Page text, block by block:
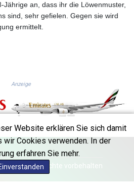
Website erklären Sie sich damit
wir Cookies verwenden. In der
erfahren Sie mehr.
HNL 31.077375
HRK 7.536622
HTG 151.150865
INR 109.992259
IRR
1590322.371805
ISK 142.598215
JEP 0.8566
JMD 183.583315
JOD 0.819746
JPY 182.445186
KES 148.887592
Jährige an, dass ihr die Löwenmuster,
sind, sehr gefielen. Gegen sie wird
ermittelt.
Anzeige
2026 - Alle Rechte vorbehalten